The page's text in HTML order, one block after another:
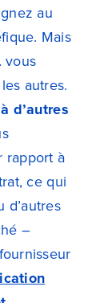
au
Mais
vous
autres.
d’autres
rapport à
ce qui
d’autres
–